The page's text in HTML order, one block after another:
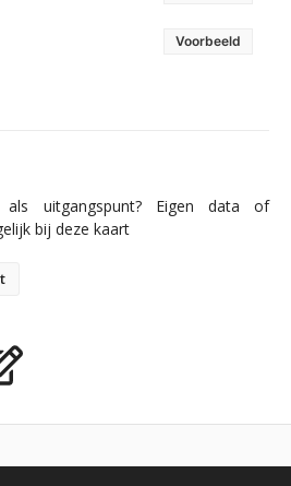
Voorbeeld
als uitgangspunt? Eigen data of
bij deze kaart